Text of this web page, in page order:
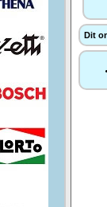
Dit